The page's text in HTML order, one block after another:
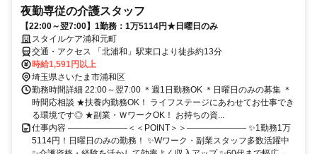
夜勤専従の介護スタッフ
【22:00～翌7:00】1勤務：1万5114円★日曜日のみ
スタイルケア浦和元町
交通・アクセス 「北浦和」駅東口より徒歩約13分
時給1,591円以上
埼玉県さいたま市浦和区
勤務時間詳細 22:00～翌7:00 ＊週1日勤務OK ＊日曜日のみの募集 ＊
時間応相談 ★扶養内勤務OK！ ライフステージにあわせてお仕事でき
る環境です◎ ★副業・ＷワークOK！ お持ちの資...
仕事内容 ―――――――＜＜POINT＞＞――――――― ✨1勤務1万
5114円！日曜日のみの勤務！ ✨Wワーク・副業スタッフ多数活躍中